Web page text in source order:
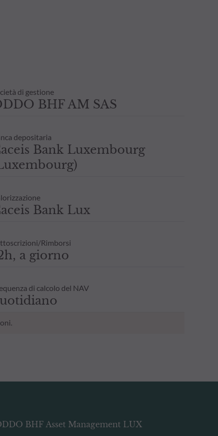
di gestione
BHF AM SAS
depositaria
Bank Luxembourg
Bank Lux
Rimborsi
a giorno
di calcolo del NAV
BHF Asset Management LUX